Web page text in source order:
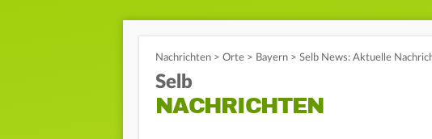
Nachrichten > Orte > Bayern > Selb News: Aktuelle
Selb
NACHRICHTEN